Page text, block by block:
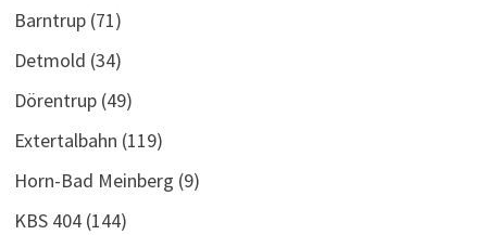
Barntrup(71)
Detmold (34)
Dörentrup(49)
Extertalbahn (119)
Horn-Bad Meinberg (9)
KBS 404(144)